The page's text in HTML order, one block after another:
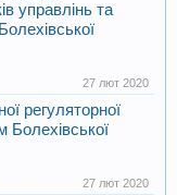
управлінь та
27 лют 2020
регуляторної
Болехівської
27 лют 2020